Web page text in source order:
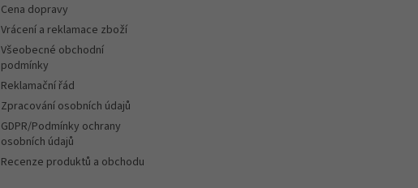
Cena dopravy
Vrácení a reklamace zboží
Všeobecné obchodní
podmínky
Reklamační řád
Zpracování osobních údajů
GDPR/Podmínky ochrany
osobních údajů
Recenze produktů a obchodu